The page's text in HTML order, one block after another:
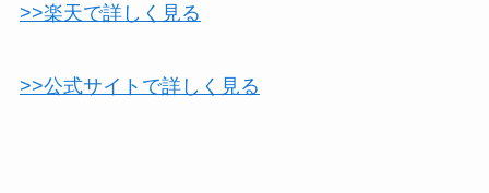
>>楽天で詳しく見る
>>公式サイトで詳しく見る